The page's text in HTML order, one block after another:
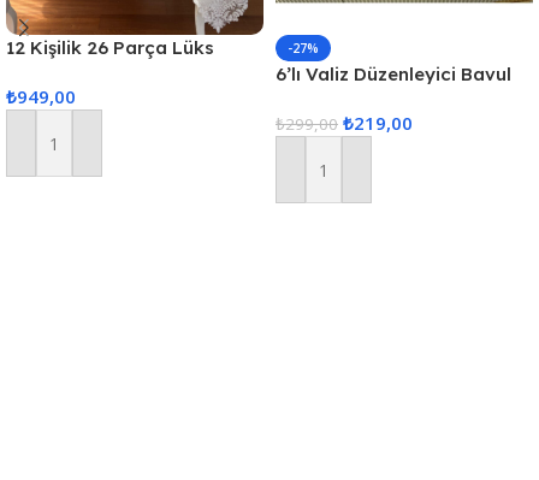
12 Kişilik 26 Parça Lüks
Masa Örtüsü Seti
₺949,00
Sepete Ekle
-27%
6’lı Valiz Düzenleyici Bavul
Hurcu
₺299,00 ₺219,00
Sepete Ekle